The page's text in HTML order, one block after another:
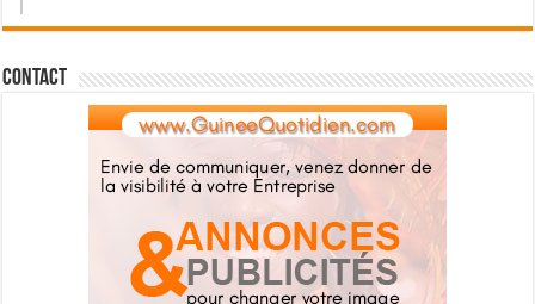
Contact